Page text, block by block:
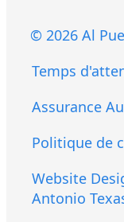
© 2026 Al
Temps
Assurance
Politique de
Website
Antonio